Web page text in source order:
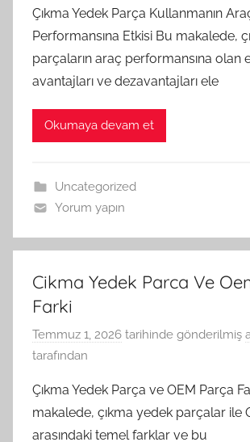
Çıkma Yedek Parça Kullanmanın
Performansına Etkisi Bu makalede,
parçaların araç performansına olan
avantajları ve dezavantajları ele
Okumaya devam et
Uncategorized
Yorum yapın
Cikma Yedek Parca Ve
Farki
Temmuz 1, 2026 tarihinde gönderilmiş
tarafından
Çıkma Yedek Parça ve OEM Parça
makalede, çıkma yedek parçalar ile
arasındaki temel farklar ve bu